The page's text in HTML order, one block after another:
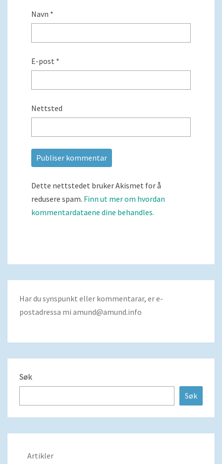
Navn *
E-post *
Nettsted
Dette nettstedet bruker Akismet for å
redusere spam. Finn ut mer om hvordan
kommentardataene dine behandles.
Har du synspunkt eller kommentarar, er e-
postadressa mi amund@amund.info
Søk
Søk
Artikler